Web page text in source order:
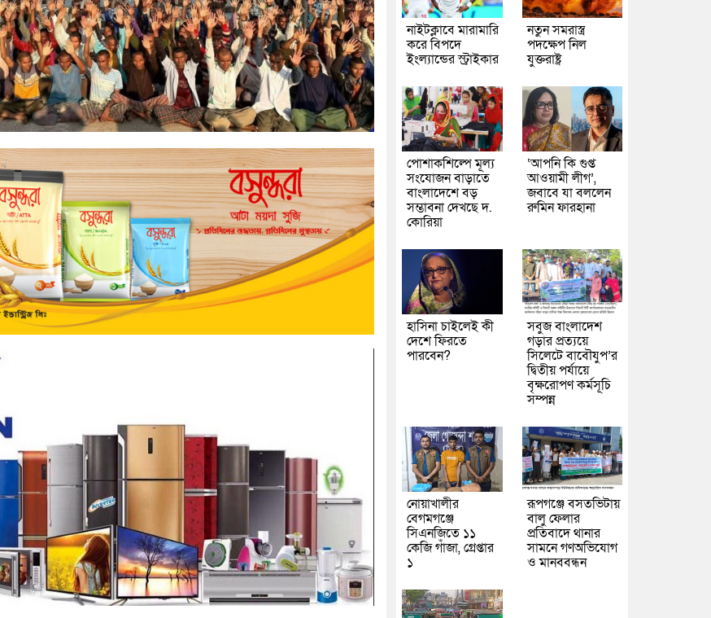
নাইটক্লাবে মারামারি
করে বিপদে
ইংল্যান্ডের স্ট্রাইকার
নতুন সমরাস্ত্র
পদক্ষেপ নিল
যুক্তরাষ্ট্র
পোশাকশিল্পে মূল্য
সংযোজন বাড়াতে
বাংলাদেশে বড়
সম্ভাবনা দেখছে দ.
কোরিয়া
‘আপনি কি গুপ্ত
আওয়ামী লীগ’,
জবাবে যা বললেন
রুমিন ফারহানা
হাসিনা চাইলেই কী
দেশে ফিরতে
পারবেন?
সবুজ বাংলাদেশ
গড়ার প্রত্যয়ে
সিলেটে বাবৌযুপ’র
দ্বিতীয় পর্যায়ে
বৃক্ষরোপণ কর্মসূচি
সম্পন্ন
নোয়াখালীর
বেগমগঞ্জে
সিএনজিতে ১১
কেজি গাঁজা, গ্রেপ্তার
১
রূপগঞ্জে বসতভিটায়
বালু ফেলার
প্রতিবাদে থানার
সামনে গণঅভিযোগ
ও মানববন্ধন